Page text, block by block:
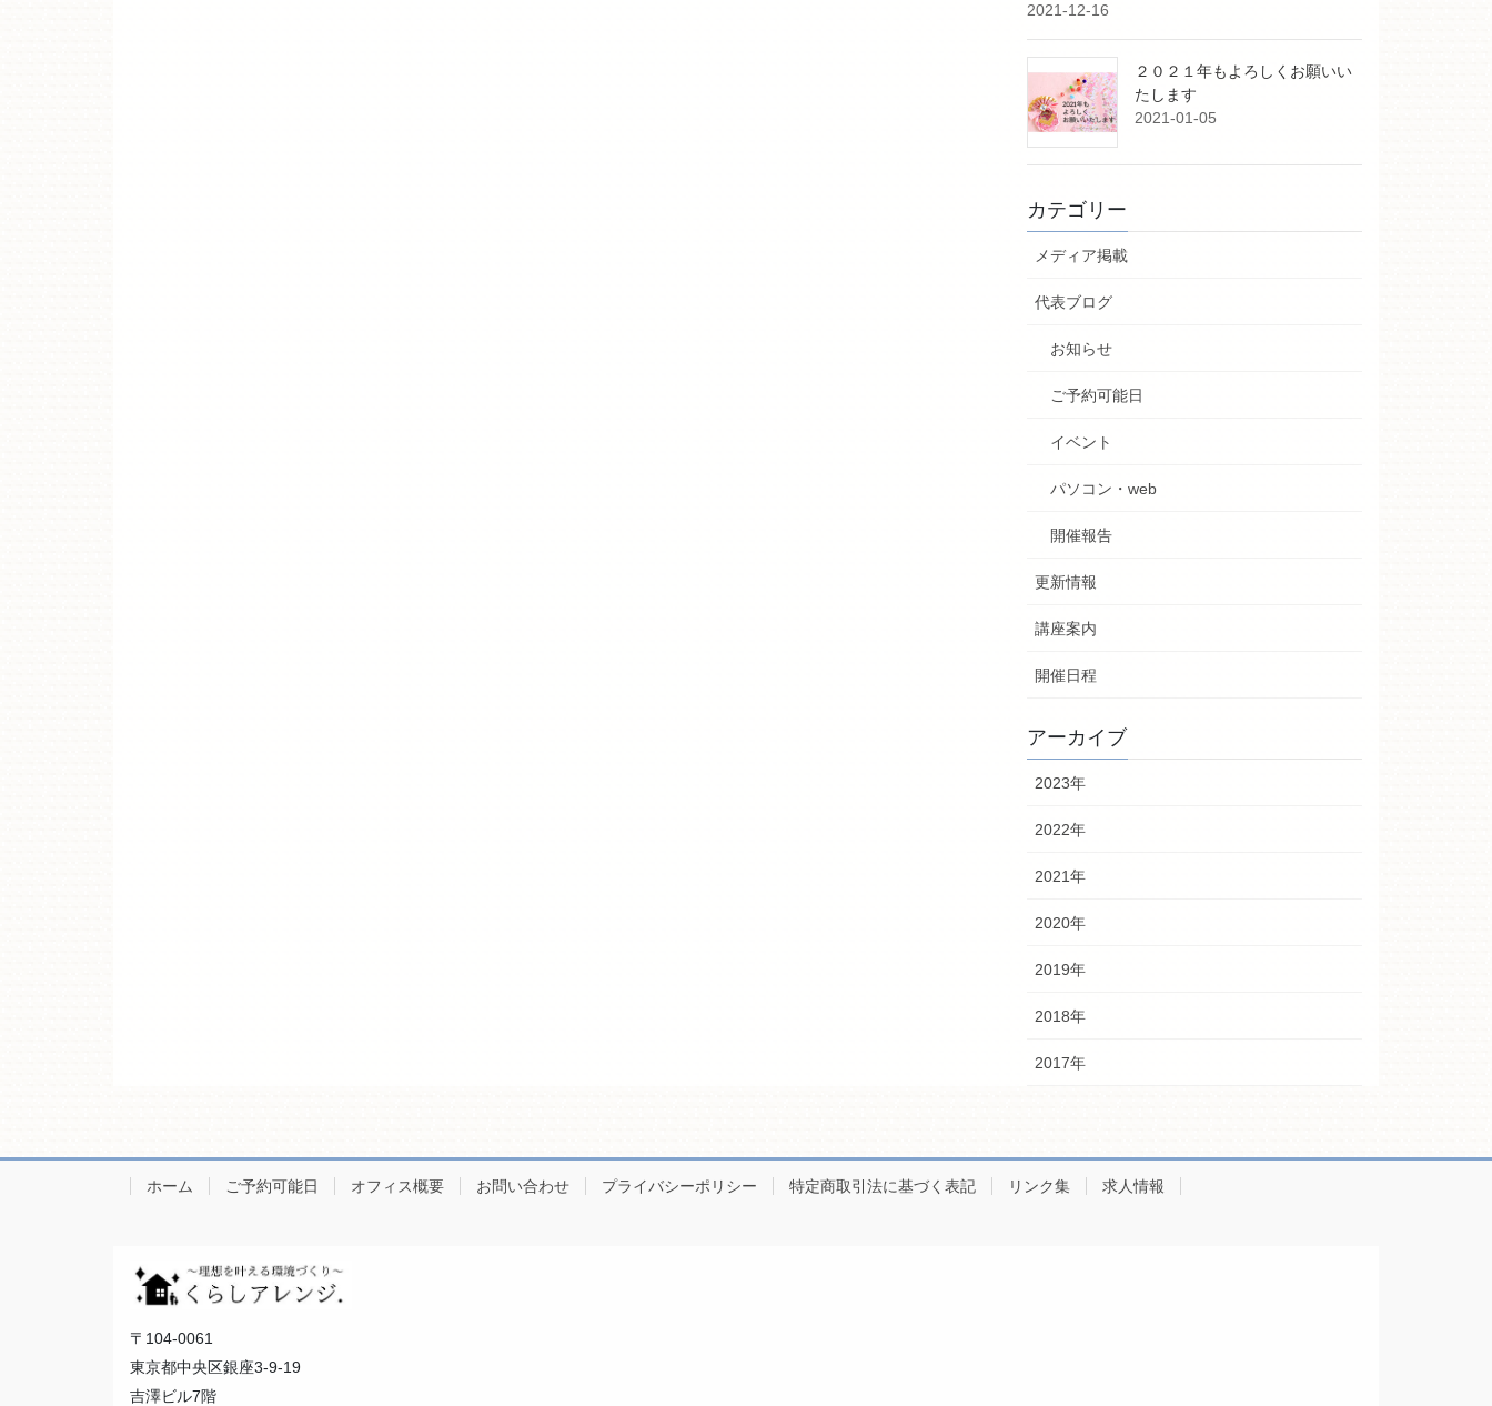
2021-12-16
２０２１年もよろしくお願いい
たします
2021-01-05
カテゴリー
メディア掲載
代表ブログ
お知らせ
ご予約可能日
イベント
パソコン・web
開催報告
更新情報
講座案内
開催日程
アーカイブ
2023年
2022年
2021年
2020年
2019年
2018年
2017年
ホーム ご予約可能日 オフィス概要 お問い合わせ プライバシーポリシー 特定商取引法に基づく表記 リンク集 求人情報
〒104-0061
東京都中央区銀座3-9-19
吉澤ビル7階